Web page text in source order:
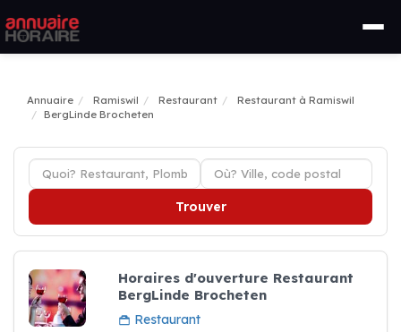
Annuaire Ramiswil Restaurant
Restaurant à Ramiswil
BergLinde Brocheten
Trouver
Horaires d'ouverture Restaurant
BergLinde Brocheten
Restaurant